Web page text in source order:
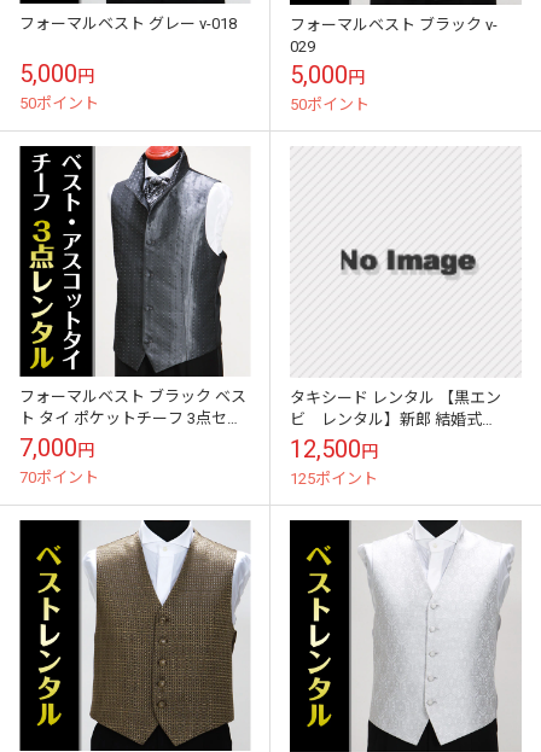
フォーマルベスト グレー v-018
5,000円
50ポイント
フォーマルベスト ブラック v-
029
5,000円
50ポイント
フォーマルベスト ブラック ベス
ト タイ ポケットチーフ 3点セッ
ト v-103-3set
7,000円
70ポイント
タキシード レンタル 【黒エン
ビ レンタル】新郎 結婚式
nt001
12,500円
125ポイント